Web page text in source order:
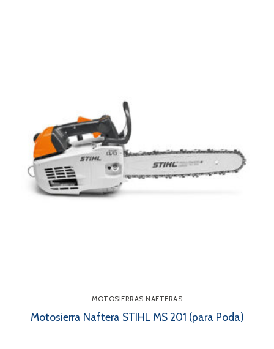
MOTOSIERRAS NAFTERAS
Motosierra Naftera STIHL MS 201 (para Poda)